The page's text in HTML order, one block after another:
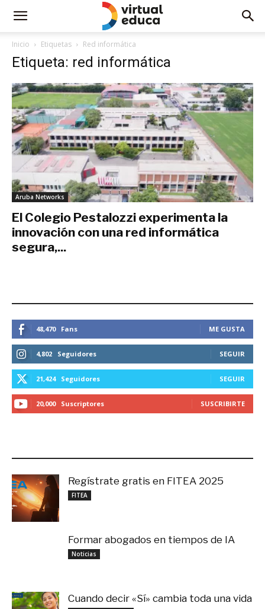
Inicio Etiquetas Red informática
Etiqueta: red informática
Aruba Networks
El Colegio Pestalozzi experimenta la
innovación con una red informática
segura,...
48,470 Fans ME GUSTA
4,802 Seguidores SEGUIR
21,424 Seguidores SEGUIR
20,000 Suscriptores SUSCRIBIRTE
Regístrate gratis en FITEA 2025
FITEA
Formar abogados en tiempos de IA
Noticias
Cuando decir «Sí» cambia toda una vida